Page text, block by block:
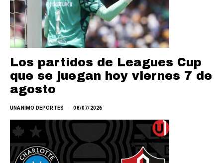
Los partidos de Leagues Cup
que se juegan hoy viernes 7 de
agosto
UNANIMO DEPORTES 08/07/2026